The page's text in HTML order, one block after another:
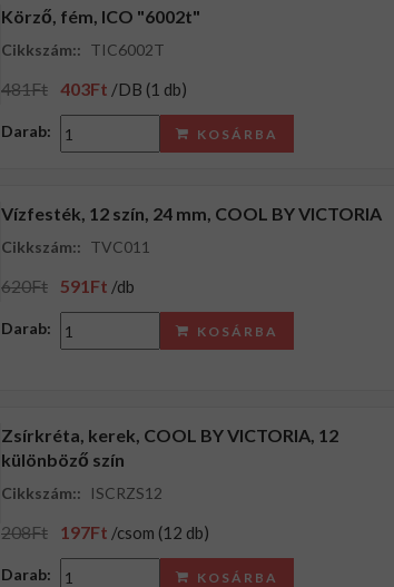
Körző, fém, ICO "6002t"
Cikkszám:: TIC6002T
481Ft 403Ft /DB (1 db)
Darab: KOSÁRBA
Vízfesték, 12 szín, 24 mm, COOL BY VICTORIA
Cikkszám:: TVC011
620Ft 591Ft /db
Darab: KOSÁRBA
Zsírkréta, kerek, COOL BY VICTORIA, 12
különböző szín
Cikkszám:: ISCRZS12
208Ft 197Ft /csom (12 db)
Darab: KOSÁRBA